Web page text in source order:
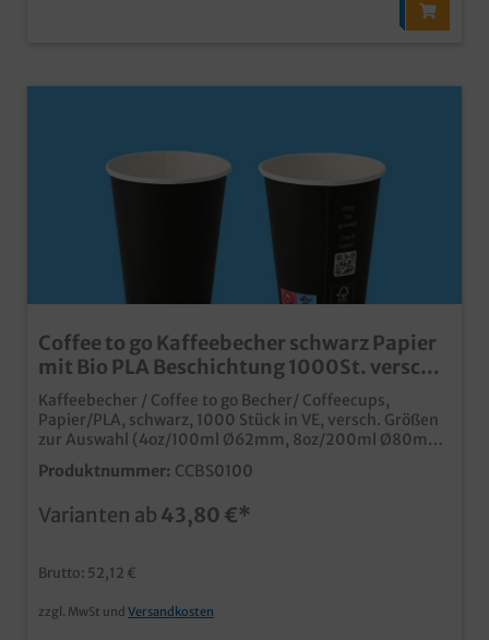
Coffee to go Kaffeebecher schwarz Papier
mit Bio PLA Beschichtung 1000St. versch.
Größen
Kaffeebecher / Coffee to go Becher/ Coffeecups,
Papier/PLA, schwarz, 1000 Stück in VE, versch. Größen
zur Auswahl (4oz/100ml Ø62mm, 8oz/200ml Ø80mm,
12oz/300ml Ø90mm) qualitativer Heißgetränkebecher
aus Papierideal für den Coffee to Go Verkaufmit
Neutraldruckmit SUPD Kennzeichnung
Produktnummer: CCBS0100
Varianten ab 43,80 €*
Brutto: 52,12 €
zzgl. MwSt und Versandkosten